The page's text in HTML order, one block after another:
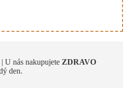
U nás nakupujete ZDRAVO
den.